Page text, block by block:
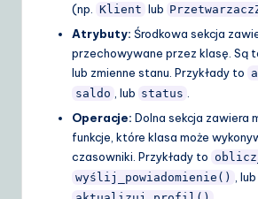
(np.
Klient lub
Atrybuty: Środkowa sekcja
przechowywane przez klasę. Są
lub zmienne stanu. Przykłady to
saldo , lub status
Operacje: Dolna sekcja zawiera
funkcje, które klasa może
czasowniki. Przykłady to
wyślij_powiadomienie() , lub